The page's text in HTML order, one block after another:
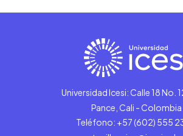
Universidad Icesi: Calle 18 No.
Pance, Cali - Colombia
Teléfono: +57 (602) 555